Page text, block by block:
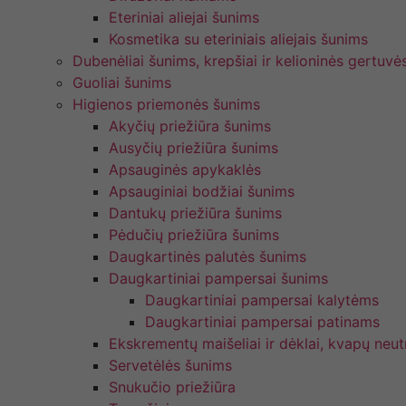
Eteriniai aliejai šunims
Kosmetika su eteriniais aliejais šunims
Dubenėliai šunims, krepšiai ir kelioninės
Guoliai šunims
Higienos priemonės šunims
Akyčių priežiūra šunims
Ausyčių priežiūra šunims
Apsauginės apykaklės
Apsauginiai bodžiai šunims
Dantukų priežiūra šunims
Pėdučių priežiūra šunims
Daugkartinės palutės šunims
Daugkartiniai pampersai šunims
Daugkartiniai pampersai kalytėms
Daugkartiniai pampersai patinams
Ekskrementų maišeliai ir dėklai, kvapų
Servetėlės šunims
Snukučio priežiūra